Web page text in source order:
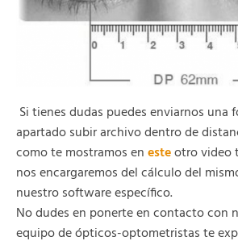
Si tienes dudas puedes enviarnos una
apartado subir archivo dentro de
como te mostramos enesteotro video
nos encargaremos del cálculo del
nuestro software específico.
No dudes en ponerte en contacto con
equipo de ópticos-optometristas te